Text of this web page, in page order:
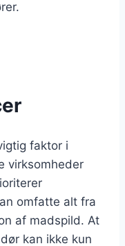
faktor i
virksomheder
omfatte alt fra
af madspild. At
kan ikke kun